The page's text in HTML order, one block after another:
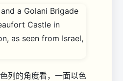
列的角度看，一面以色